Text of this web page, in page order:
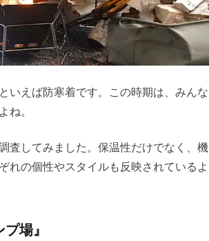
いえば防寒着です。この時期は、みんな
。
査してみました。保温性だけでなく、機
れの個性やスタイルも反映されているよ
場』